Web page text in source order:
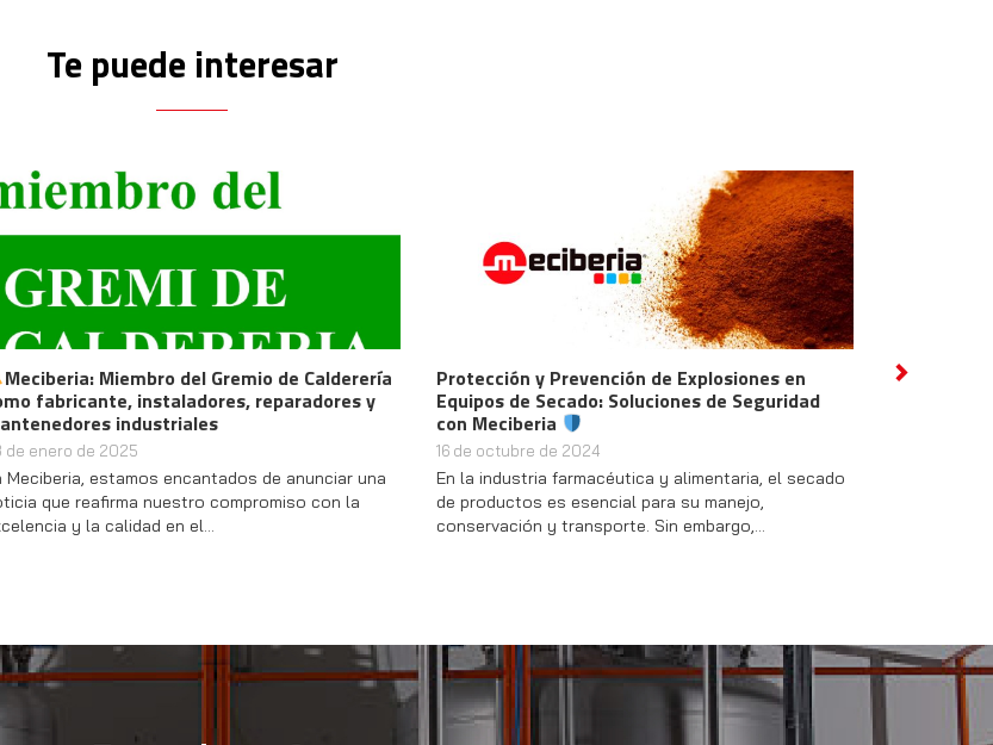
Te puede interesar
Iberquimia Huelva 2024: Meciberia destaca con
su nueva división de servicios
14 de junio de 2024
El pasado miércoles 12 de junio se celebró en Huelva
el esperado evento Iberquimia 2024, un congreso
clave para la…
Iberquimia Tarragona : Meciberia, Innovación
y Compromiso con la Seguridad Industrial
2 de mayo de 2024
El 25 de Abril pasado, estuvimos presentes en uno
de los eventos más importantes para la industria
química: Iberquimia Tarragona…
Next